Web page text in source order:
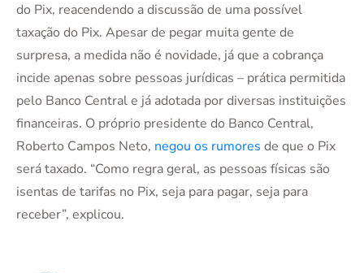
do Pix, reacendendo a discussão de uma possível
taxação do Pix. Apesar de pegar muita gente de
surpresa, a medida não é novidade, já que a cobrança
incide apenas sobre pessoas jurídicas – prática permitida
pelo Banco Central e já adotada por diversas instituições
financeiras. O próprio presidente do Banco Central,
Roberto Campos Neto, negou os rumores de que o Pix
será taxado. “Como regra geral, as pessoas físicas são
isentas de tarifas no Pix, seja para pagar, seja para
receber”, explicou.